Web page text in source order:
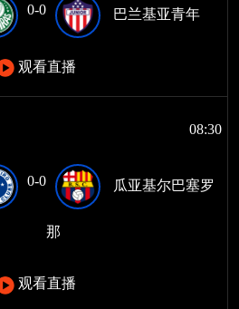
0-0 巴兰基亚青年
观看直播
08:30
0-0 瓜亚基尔巴塞罗
那
观看直播